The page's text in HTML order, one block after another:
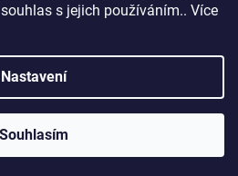
s jejich používáním.. Více
Nastavení
Souhlasím
osobní
Jičín. Všechna práva